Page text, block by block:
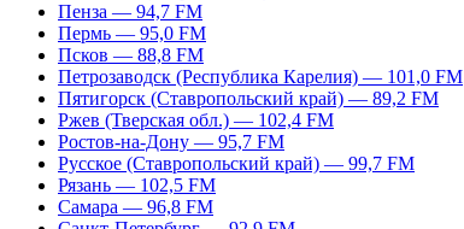
Пенза — 94,7 FM
Пермь — 95,0 FM
Псков — 88,8 FM
Петрозаводск (Республика Карелия) — 101,0 FM
Пятигорск (Ставропольский край) — 89,2 FM
Ржев (Тверская обл.) — 102,4 FM
Ростов-на-Дону — 95,7 FM
Русское (Ставропольский край) — 99,7 FM
Рязань — 102,5 FM
Самара — 96,8 FM